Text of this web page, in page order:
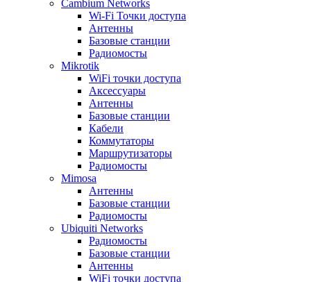
Cambium Networks
Wi-Fi Точки доступа
Антенны
Базовые станции
Радиомосты
Mikrotik
WiFi точки доступа
Аксессуары
Антенны
Базовые станции
Кабели
Коммутаторы
Маршрутизаторы
Радиомосты
Mimosa
Антенны
Базовые станции
Радиомосты
Ubiquiti Networks
Радиомосты
Базовые станции
Антенны
WiFi точки доступа